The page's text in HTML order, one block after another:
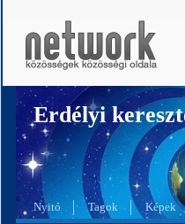
Erdélyi
Nyitó Tagok Képek